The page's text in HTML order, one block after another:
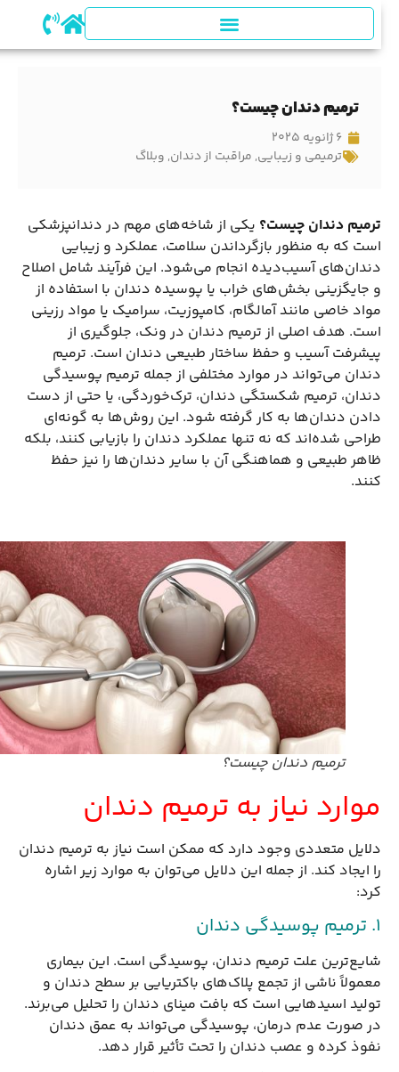
ترمیم دندان چیست؟
6 ژانویه 2025
ترمیمی و زیبایی,مراقبت از دندان,وبلاگ
ترمیم دندان چیست؟یکی از شاخه‌های مهم در دندانپزشکی
است که به منظور بازگرداندن سلامت، عملکرد و زیبایی
دندان‌های آسیب‌دیده انجام می‌شود. این فرآیند شامل اصلاح
و جایگزینی بخش‌های خراب یا پوسیده دندان با استفاده از
مواد خاصی مانند آمالگام، کامپوزیت، سرامیک یا مواد رزینی
است. هدف اصلی از ترمیم دندان در ونک، جلوگیری از
پیشرفت آسیب و حفظ ساختار طبیعی دندان است. ترمیم
دندان می‌تواند در موارد مختلفی از جمله ترمیم پوسیدگی
دندان، ترمیم شکستگی دندان، ترک‌خوردگی، یا حتی از دست
دادن دندان‌ها به کار گرفته شود. این روش‌ها به گونه‌ای
طراحی شده‌اند که نه تنها عملکرد دندان را بازیابی کنند، بلکه
ظاهر طبیعی و هماهنگی آن با سایر دندان‌ها را نیز حفظ
کنند.
ترمیم دندان چیست؟
موارد نیاز به ترمیم دندان
دلایل متعددی وجود دارد که ممکن است نیاز به ترمیم دندان
را ایجاد کند. از جمله این دلایل می‌توان به موارد زیر اشاره
کرد:
شایع‌ترین علت ترمیم دندان، پوسیدگی است. این بیماری
معمولاً ناشی از تجمع پلاک‌های باکتریایی بر سطح دندان و
تولید اسیدهایی است که بافت مینای دندان را تحلیل می‌برند.
در صورت عدم درمان، پوسیدگی می‌تواند به عمق دندان
نفوذ کرده و عصب دندان را تحت تأثیر قرار دهد.